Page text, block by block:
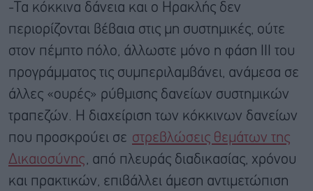
-Τα κόκκινα δάνεια και ο Ηρακλής δεν
περιορίζονται βέβαια στις μη συστημικές, ούτε
στον πέμπτο πόλο, άλλωστε μόνο η φάση ΙΙΙ του
προγράμματος τις συμπεριλαμβάνει, ανάμεσα σε
άλλες «ουρές» ρύθμισης δανείων συστημικών
τραπεζών. Η διαχείριση των κόκκινων δανείων
που προσκρούει σε στρεβλώσεις θεμάτων της
Δικαιοσύνης, από πλευράς διαδικασίας, χρόνου
και πρακτικών, επιβάλλει άμεση αντιμετώπιση